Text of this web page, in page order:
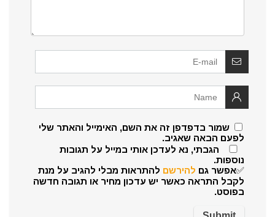
שמור בדפדפן זה את השם, האימייל והאתר שלי
לפעם הבאה שאגיב.
הגבתי, נא לעדכן אותי במייל על תגובות
נוספות.
✅אפשר גם להירשם להתראות מבלי להגיב על מנת
לקבל התראה כאשר יש עדכון מחיר או תגובה חדשה
בפוסט.